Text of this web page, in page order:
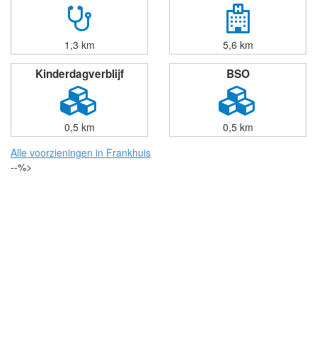
1,3 km 5,6 km
Kinderdagverblijf
0,5 km
BSO
0,5 km
Alle voorzieningen in Frankhuis
--%>